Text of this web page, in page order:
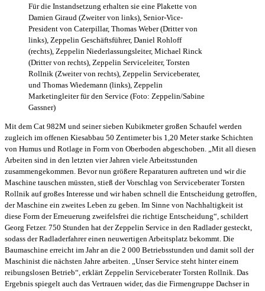
Für die Instandsetzung erhalten sie eine Plakette von
Damien Giraud (Zweiter von links), Senior-Vice-
President von Caterpillar, Thomas Weber (Dritter von
links), Zeppelin Geschäftsführer, Daniel Rohloff
(rechts), Zeppelin Niederlassungsleiter, Michael Rinck
(Dritter von rechts), Zeppelin Serviceleiter, Torsten
Rollnik (Zweiter von rechts), Zeppelin Serviceberater,
und Thomas Wiedemann (links), Zeppelin
Marketingleiter für den Service (Foto: Zeppelin/Sabine
Gassner)
Mit dem Cat 982M und seiner sieben Kubikmeter großen Schaufel werden
zugleich im offenen Kiesabbau 50 Zentimeter bis 1,20 Meter starke Schichten
von Humus und Rotlage in Form von Oberboden abgeschoben. „Mit all diesen
Arbeiten sind in den letzten vier Jahren viele Arbeitsstunden
zusammengekommen. Bevor nun größere Reparaturen auftreten und wir die
Maschine tauschen müssten, stieß der Vorschlag von Serviceberater Torsten
Rollnik auf großes Interesse und wir haben schnell die Entscheidung getroffen,
der Maschine ein zweites Leben zu geben. Im Sinne von Nachhaltigkeit ist
diese Form der Erneuerung zweifelsfrei die richtige Entscheidung“, schildert
Georg Fetzer. 750 Stunden hat der Zeppelin Service in den Radlader gesteckt,
sodass der Radladerfahrer einen neuwertigen Arbeitsplatz bekommt. Die
Baumaschine erreicht im Jahr an die 2 000 Betriebsstunden und damit soll der
Maschinist die nächsten Jahre arbeiten. „Unser Service steht hinter einem
reibungslosen Betrieb“, erklärt Zeppelin Serviceberater Torsten Rollnik. Das
Ergebnis spiegelt auch das Vertrauen wider, das die Firmengruppe Dachser in